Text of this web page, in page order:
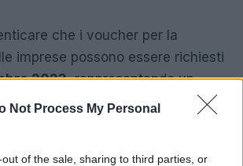
Not Process My Personal
of the sale, sharing to third parties, or
che i voucher per la
imprese possono essere richiesti
2023, rappresentando un
il supporto alle nuove
Non lasciarti sfuggire